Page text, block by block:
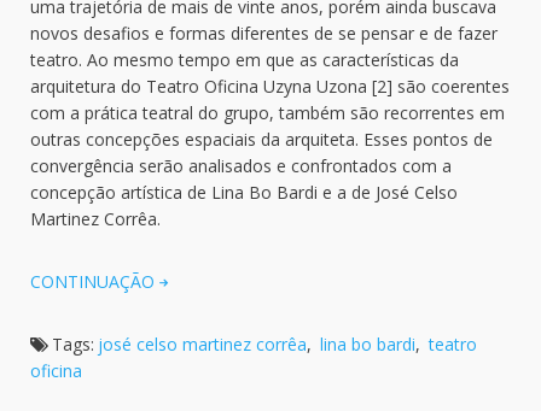
uma trajetória de mais de vinte anos, porém ainda buscava
novos desafios e formas diferentes de se pensar e de fazer
teatro. Ao mesmo tempo em que as características da
arquitetura do Teatro Oficina Uzyna Uzona [2] são coerentes
com a prática teatral do grupo, também são recorrentes em
outras concepções espaciais da arquiteta. Esses pontos de
convergência serão analisados e confrontados com a
concepção artística de Lina Bo Bardi e a de José Celso
Martinez Corrêa.
CONTINUAÇÃO
Tags: josé celso martinez corrêa, lina bo bardi, teatro
oficina